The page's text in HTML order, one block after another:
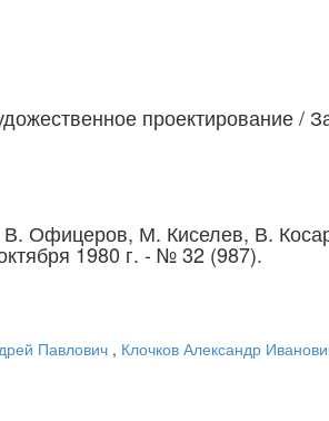
проектирование/
Офицеров, М. Киселев, В.
1980 г. - № 32 (987).
Павлович , Клочков Александр